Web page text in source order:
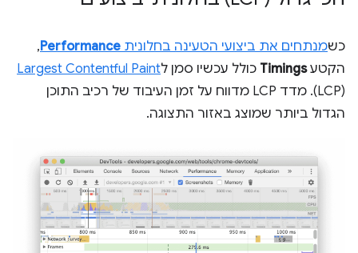
כשמנתחים את ביצועי הטעינה בחלונית Performance
,
הקטעTimings כולל עכשיו סמן לLargest Contentful Paint
(LCP). מדד LCP מדווח על זמן העיבוד של רכיב התוכן
הגדול ביותר שמוצג באזור התצוגה.